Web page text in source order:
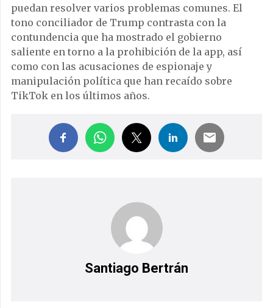
puedan resolver varios problemas comunes. El
tono conciliador de Trump contrasta con la
contundencia que ha mostrado el gobierno
saliente en torno a la prohibición de la app, así
como con las acusaciones de espionaje y
manipulación política que han recaído sobre
TikTok en los últimos años.
Santiago Bertrán